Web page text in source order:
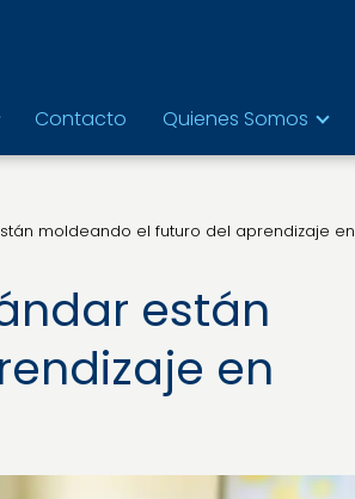
Contacto Quienes Somos
moldeando el futuro del aprendizaje en
están
en